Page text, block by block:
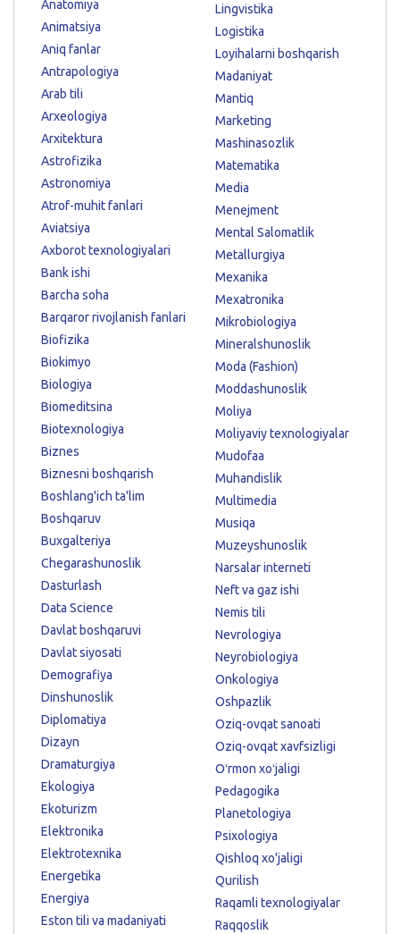
Anatomiya
Animatsiya
Aniq fanlar
Antrapologiya
Arab tili
Arxeologiya
Arxitektura
Astrofizika
Astronomiya
Atrof-muhit fanlari
Aviatsiya
Axborot texnologiyalari
Bank ishi
Barcha soha
Barqaror rivojlanish fanlari
Biofizika
Biokimyo
Biologiya
Biomeditsina
Biotexnologiya
Biznes
Biznesni boshqarish
Boshlang'ich ta'lim
Boshqaruv
Buxgalteriya
Chegarashunoslik
Dasturlash
Data Science
Davlat boshqaruvi
Davlat siyosati
Demografiya
Dinshunoslik
Diplomatiya
Dizayn
Dramaturgiya
Ekologiya
Ekoturizm
Elektronika
Elektrotexnika
Energetika
Energiya
Eston tili va madaniyati
Lingvistika
Logistika
Loyihalarni boshqarish
Madaniyat
Mantiq
Marketing
Mashinasozlik
Matematika
Media
Menejment
Mental Salomatlik
Metallurgiya
Mexanika
Mexatronika
Mikrobiologiya
Mineralshunoslik
Moda (Fashion)
Moddashunoslik
Moliya
Moliyaviy texnologiyalar
Mudofaa
Muhandislik
Multimedia
Musiqa
Muzeyshunoslik
Narsalar interneti
Neft va gaz ishi
Nemis tili
Nevrologiya
Neyrobiologiya
Onkologiya
Oshpazlik
Oziq-ovqat sanoati
Oziq-ovqat xavfsizligi
Oʻrmon xoʻjaligi
Pedagogika
Planetologiya
Psixologiya
Qishloq xo'jaligi
Qurilish
Raqamli texnologiyalar
Raqqoslik